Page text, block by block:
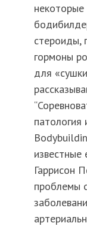
стероиды,
гормоны
для
патология
известные
Гаррисон
проблемы